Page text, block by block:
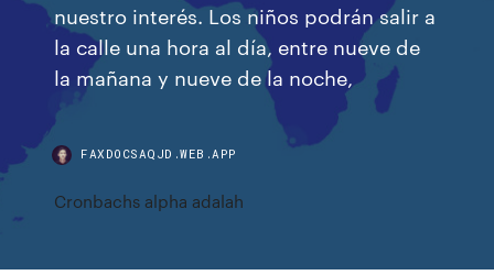
nuestro interés. Los niños podrán salir a
la calle una hora al día, entre nueve de
la mañana y nueve de la noche,
FAXDOCSAQJD.WEB.APP
Cronbachs alpha adalah